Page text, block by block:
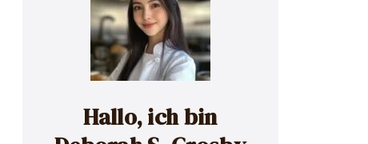
Hallo, ich bin